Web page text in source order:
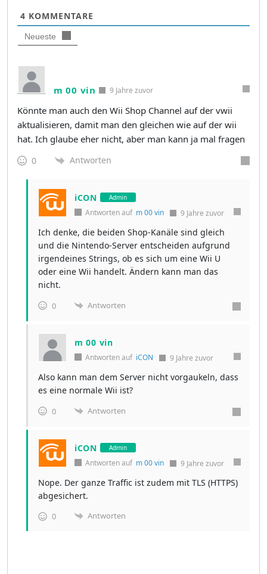
4 KOMMENTARE
Neueste
m 00 vin 9 Jahre zuvor
Könnte man auch den Wii Shop Channel auf der vwii
aktualisieren, damit man den gleichen wie auf der wii
hat. Ich glaube eher nicht, aber man kann ja mal fragen
0 Antworten
iCON Admin
Antworten auf m 00 vin 9 Jahre zuvor
Ich denke, die beiden Shop-Kanäle sind gleich
und die Nintendo-Server entscheiden aufgrund
irgendeines Strings, ob es sich um eine Wii U
oder eine Wii handelt. Ändern kann man das
nicht.
0 Antworten
m 00 vin
Antworten auf iCON 9 Jahre zuvor
Also kann man dem Server nicht vorgaukeln, dass
es eine normale Wii ist?
0 Antworten
iCON Admin
Antworten auf m 00 vin 9 Jahre zuvor
Nope. Der ganze Traffic ist zudem mit TLS (HTTPS)
abgesichert.
0 Antworten